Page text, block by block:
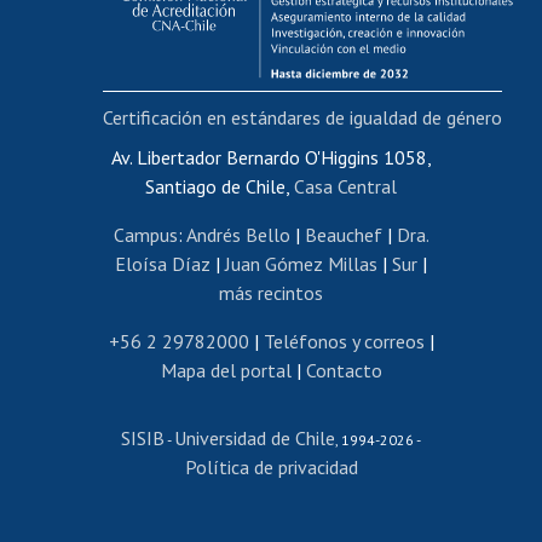
Funcionarias/os
Cursos internos de capacitación
Bienestar del personal
Portal de movilidad interna
Certificado de renta
Certificado de renta honorarios
Editar páginas blancas
Extranjeras/os
Revalidación y reconocimiento de títulos
Postulación al Programa de Movilidad Estudiantil
Cursos de español
Av. Libertador Bernardo O'Higgins 1058,
Santiago de Chile, Casa Central
Campus: Andrés Bello | Beauchef| Dra.
Eloísa Díaz | Juan Gómez Millas | Sur |
más recintos
+56 2 29782000 | Teléfonos y correos |
Mapa del portal| Contacto
SISIB - Universidad de Chile , 1994-2026 -
Política de privacidad
Certificación en estándares de igualdad de género